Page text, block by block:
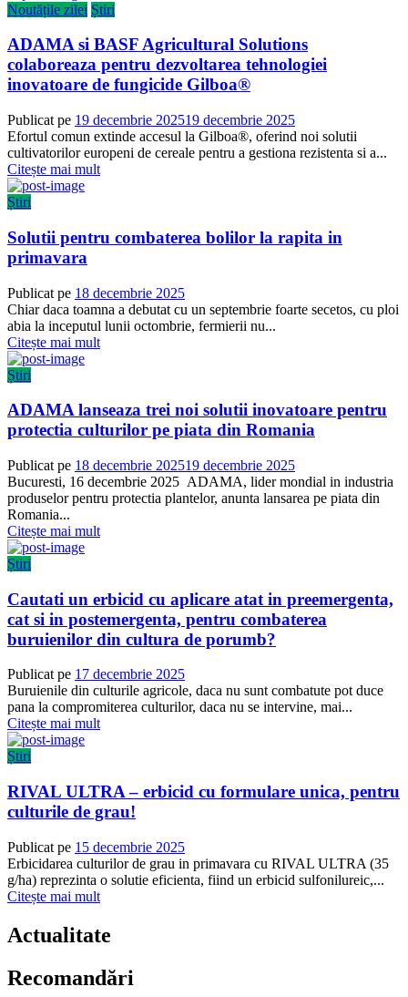
Noutățile zilei Știri
ADAMA si BASF Agricultural Solutions
colaboreaza pentru dezvoltarea tehnologiei
inovatoare de fungicide Gilboa®
Publicat pe 19 decembrie 202519 decembrie 2025
Efortul comun extinde accesul la Gilboa®, oferind noi solutii
cultivatorilor europeni de cereale pentru a gestiona rezistenta si a...
Citește mai mult
Știri
Solutii pentru combaterea bolilor la rapita in
primavara
Publicat pe 18 decembrie 2025
Chiar daca toamna a debutat cu un septembrie foarte secetos, cu ploi
abia la inceputul lunii octombrie, fermierii nu...
Citește mai mult
Știri
ADAMA lanseaza trei noi solutii inovatoare pentru
protectia culturilor pe piata din Romania
Publicat pe 18 decembrie 202519 decembrie 2025
Bucuresti, 16 decembrie 2025 ADAMA, lider mondial in industria
produselor pentru protectia plantelor, anunta lansarea pe piata din
Romania...
Citește mai mult
Știri
Cautati un erbicid cu aplicare atat in preemergenta,
cat si in postemergenta, pentru combaterea
buruienilor din cultura de porumb?
Publicat pe 17 decembrie 2025
Buruienile din culturile agricole, daca nu sunt combatute pot duce
pana la compromiterea culturilor, daca nu se intervine, mai...
Citește mai mult
Știri
RIVAL ULTRA – erbicid cu formulare unica, pentru
culturile de grau!
Publicat pe 15 decembrie 2025
Erbicidarea culturilor de grau in primavara cu RIVAL ULTRA (35
g/ha) reprezinta o solutie eficienta, fiind un erbicid sulfonilureic,...
Citește mai mult
Actualitate
Recomandări